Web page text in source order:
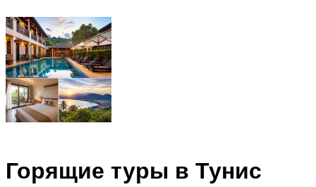
Горящие туры в Тунис